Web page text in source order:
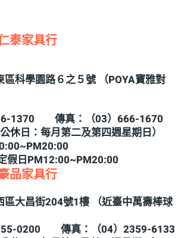
泰家具行
科學園路６之５號 （POYA寶雅對
1370 傳真：（03）666-1670
休日：每月第二及第四週星期日）
假日PM12:00~PM20:00
品家具行
大昌街204號1樓 （近臺中萬壽棒球
0200 傳真：（04）2359-6133